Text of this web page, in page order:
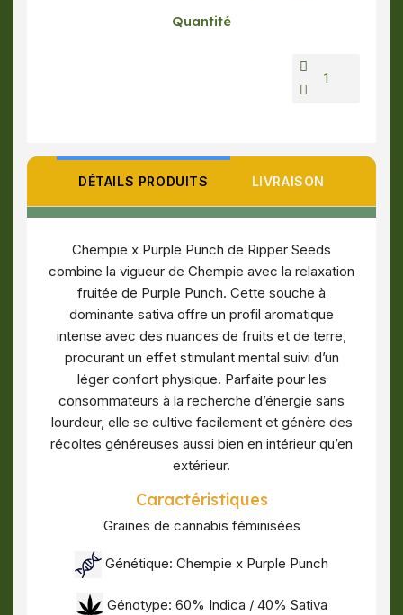
Quantité
DÉTAILS PRODUITS LIVRAISON
Chempie x Purple Punch de Ripper Seeds
combine la vigueur de Chempie avec la relaxation
fruitée de Purple Punch. Cette souche à
dominante sativa offre un profil aromatique
intense avec des nuances de fruits et de terre,
procurant un effet stimulant mental suivi d’un
léger confort physique. Parfaite pour les
consommateurs à la recherche d’énergie sans
lourdeur, elle se cultive facilement et génère des
récoltes généreuses aussi bien en intérieur qu’en
extérieur.
Caractéristiques
Graines de cannabis féminisées
Génétique: Chempie x Purple Punch
Génotype: 60% Indica / 40% Sativa